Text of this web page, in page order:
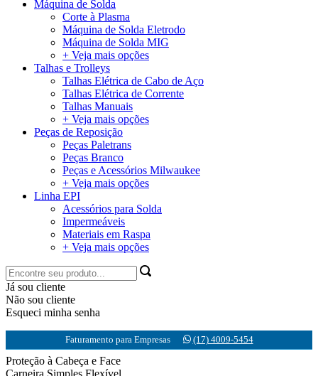
Máquina de Solda
Corte à Plasma
Máquina de Solda Eletrodo
Máquina de Solda MIG
+ Veja mais opções
Talhas e Trolleys
Talhas Elétrica de Cabo de Aço
Talhas Elétrica de Corrente
Talhas Manuais
+ Veja mais opções
Peças de Reposição
Peças Paletrans
Peças Branco
Peças e Acessórios Milwaukee
+ Veja mais opções
Linha EPI
Acessórios para Solda
Impermeáveis
Materiais em Raspa
+ Veja mais opções
Já sou cliente
Não sou cliente
Esqueci minha senha
Faturamento para Empresas (17) 4009-5454
Proteção à Cabeça e Face
Carneira Simples Flexível